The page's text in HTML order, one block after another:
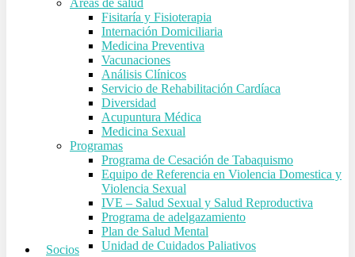
Áreas de salud
Fisitaría y Fisioterapia
Internación Domiciliaria
Medicina Preventiva
Vacunaciones
Análisis Clínicos
Servicio de Rehabilitación Cardíaca
Diversidad
Acupuntura Médica
Medicina Sexual
Programas
Programa de Cesación de Tabaquismo
Equipo de Referencia en Violencia Domestica y
Violencia Sexual
IVE – Salud Sexual y Salud Reproductiva
Programa de adelgazamiento
Plan de Salud Mental
Unidad de Cuidados Paliativos
Socios